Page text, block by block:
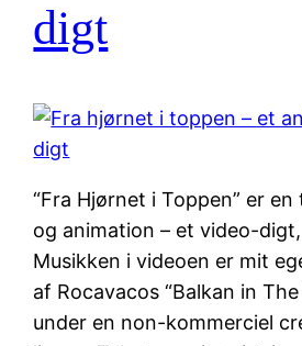
digt
“Fra Hjørnet i Toppen” er
og animation – et video-
Musikken i videoen er mit
af Rocavacos “Balkan in
under en non-kommerciel